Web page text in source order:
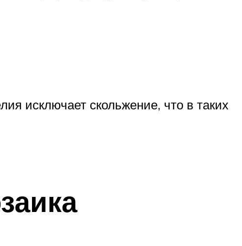
исключает скольжение, что в таких